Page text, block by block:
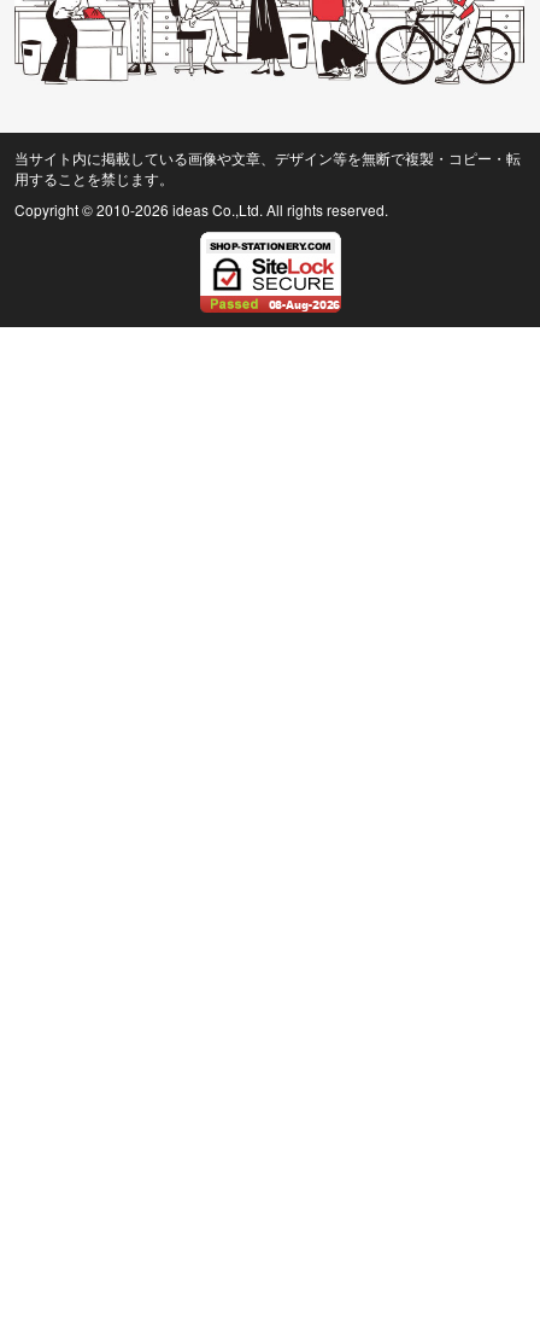
当サイト内に掲載している画像や文章、デザイン等を無断で複製・コピー・転
用することを禁じます。
Copyright © 2010-2026 ideas Co.,Ltd. All rights reserved.